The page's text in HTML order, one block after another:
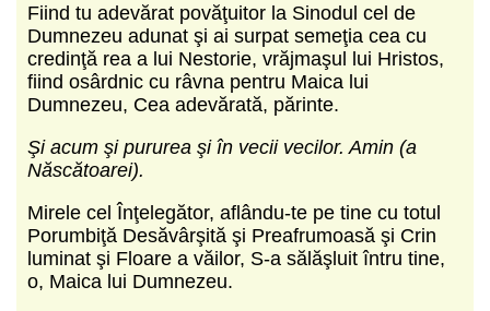
Fiind tu adevărat povăţuitor la Sinodul cel de
Dumnezeu adunat şi ai surpat semeţia cea cu
credinţă rea a lui Nestorie, vrăjmaşul lui Hristos,
fiind osârdnic cu râvna pentru Maica lui
Dumnezeu, Cea adevărată, părinte.
Şi acum şi pururea şi în vecii vecilor. Amin (a
Născătoarei).
Mirele cel Înţelegător, aflându-te pe tine cu totul
Porumbiţă Desăvârşită şi Preafrumoasă şi Crin
luminat şi Floare a văilor, S-a sălăşluit întru tine,
o, Maica lui Dumnezeu.